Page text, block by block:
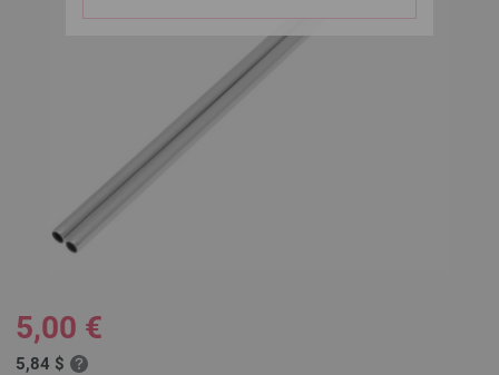
5,00 €
5,84 $